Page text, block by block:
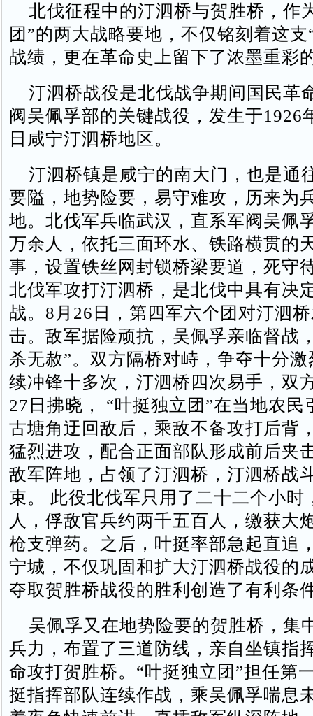
北伐征程中的汀泗桥与贺胜桥，作
团”的两大战略要地，不仅铭刻着这支
战绩，更在革命史上留下了浓墨重彩
汀泗桥战役是北伐战争期间国民革
阀吴佩孚部的关键战役，发生于1926
日咸宁汀泗桥地区。
汀泗桥镇是咸宁的南大门，也是通
要隘，地势险要，易守难攻，历来为
地。北伐军兵临武汉，直系军阀吴佩
万余人，依托三面环水、铁路横贯的
事，设置铁丝网封锁桥梁要道，死守
北伐军攻打汀泗桥，是北伐中具有决
战。8月26日，第四军六个团对汀泗
击。敌军据险顽抗，吴佩孚亲临督战
杀无赦”。双方隔桥对峙，争夺十分
续冲锋 十多次，汀泗桥四次易手，双
27日拂晓， “叶挺独立团”在当地农民
古塘角迂回敌后，乘敌不备攻打后背
猛烈进攻，配合正面部队形成前后夹
敌军阵地，占领了汀泗桥，汀泗桥战
束。 此役北伐军只用了二十二个小时
人，俘敌官兵约两千五百人，缴获大
枪支弹药。之后，叶挺率部急起直追
宁城，不仅巩固和扩大汀泗桥战役的
夺取贺胜桥战役的胜利创造了有利条
吴佩孚又在地势险要的贺胜桥，集
兵力，布置了三道防线，亲自坐镇指
命攻打贺胜桥。“叶挺独立团”担任第
挺指挥部队连续作战，乘吴佩孚喘息